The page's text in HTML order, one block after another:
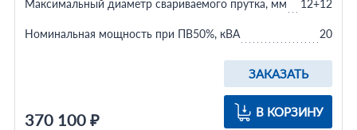
370 100 ₽
ЗАКАЗАТЬ
В КОРЗИНУ
Максимальный диаметр свариваемого прутка, мм 12+12
Номинальная мощность при ПВ50%, кВА 20